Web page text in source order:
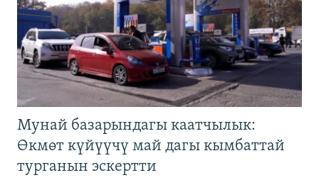
Мунай базарындагы каатчылык:
Өкмөт күйүүчү май дагы кымбаттай
турганын эскертти